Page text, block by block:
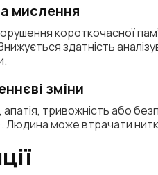
мислення
короткочасної
здатність
зміни
апатія, тривожність або
Людина може втрачати